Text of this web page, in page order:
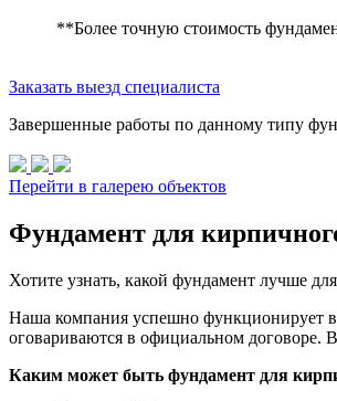
**Более точную стоимость
Заказать выезд специалиста
Завершенные работы по данному типу
Перейти в галерею объектов
Фундамент для
Хотите узнать, какой фундамент лучше
Наша компания успешно функционирует в
оговариваются в официальном договоре.
Каким может быть фундамент для